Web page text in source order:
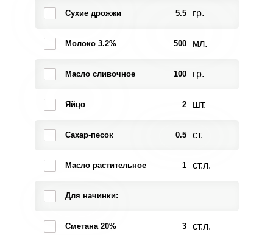
Сухие дрожжи 5.5 гр.
Молоко 3.2% 500 мл.
Масло сливочное 100 гр.
Яйцо 2 шт.
Сахар-песок 0.5 ст.
Масло растительное 1 ст.л.
Для начинки:
Сметана 20% 3 ст.л.